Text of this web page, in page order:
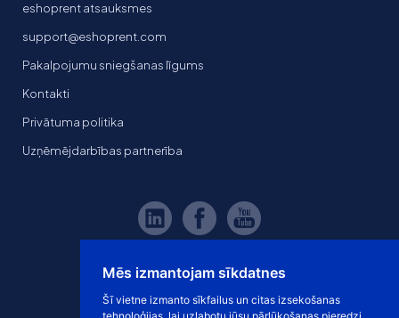
Mēs izmantojam sīkdatnes
Šī vietne izmanto sīkfailus un citas izsekošanas
eshoprent atsauksmes
support@eshoprent.com
Pakalpojumu sniegšanas līgums
Kontakti
Privātuma politika
Uzņēmējdarbības partnerība